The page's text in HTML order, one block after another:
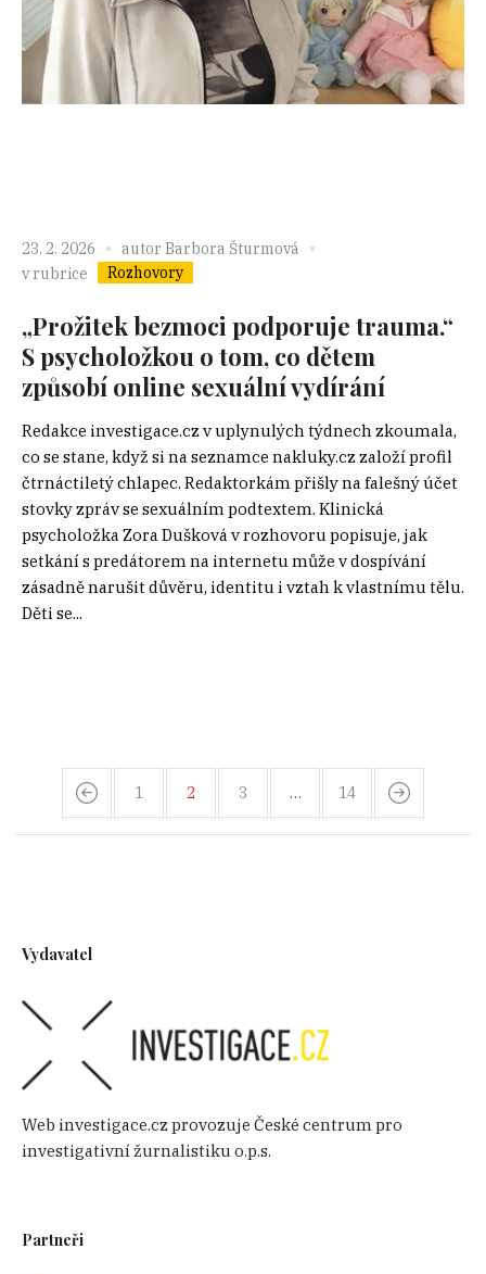
23. 2. 2026 autor Barbora Šturmová
v rubrice
Rozhovory
„Prožitek bezmoci podporuje trauma.“
S psycholožkou o tom, co dětem
způsobí online sexuální vydírání
Redakce investigace.cz v uplynulých týdnech zkoumala,
co se stane, když si na seznamce nakluky.cz založí profil
čtrnáctiletý chlapec. Redaktorkám přišly na falešný účet
stovky zpráv se sexuálním podtextem. Klinická
psycholožka Zora Dušková v rozhovoru popisuje, jak
setkání s predátorem na internetu může v dospívání
zásadně narušit důvěru, identitu i vztah k vlastnímu tělu.
Děti se...
1 2 3 … 14
Vydavatel
Web investigace.cz provozuje České centrum pro
investigativní žurnalistiku o.p.s.
Partneři